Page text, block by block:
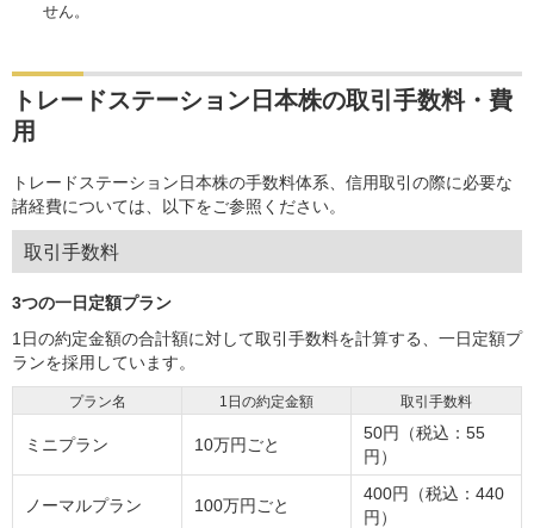
せん。
トレードステーション日本株の取引手数料・費
用
トレードステーション日本株の手数料体系、信用取引の際に必要な
諸経費については、以下をご参照ください。
取引手数料
3つの一日定額プラン
1日の約定金額の合計額に対して取引手数料を計算する、一日定額プ
ランを採用しています。
プラン名 1日の約定金額 取引手数料
ミニプラン 10万円ごと
50円（税込：55
円）
ノーマルプラン 100万円ごと
400円（税込：440
円）